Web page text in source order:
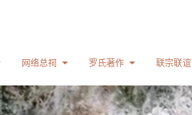
网络总祠 罗氏著作 联宗联谊